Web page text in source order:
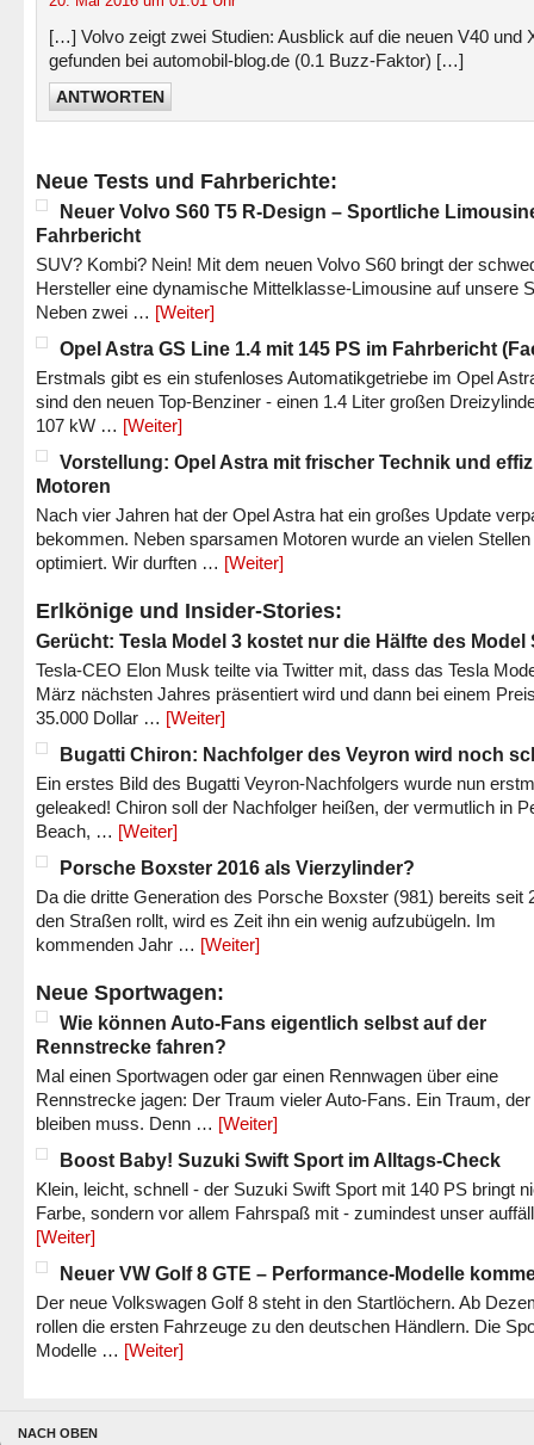
[…] Volvo zeigt zwei Studien: Ausblick auf die neuen V40 und
gefunden bei automobil-blog.de (0.1 Buzz-Faktor) […]
ANTWORTEN
Neue Tests und Fahrberichte:
Neuer Volvo S60 T5 R-Design – Sportliche
Fahrbericht
SUV? Kombi? Nein! Mit dem neuen Volvo S60 bringt der
Hersteller eine dynamische Mittelklasse-Limousine auf unsere
Neben zwei … [Weiter]
Opel Astra GS Line 1.4 mit 145 PS im Fahrbericht
Erstmals gibt es ein stufenloses Automatikgetriebe im Opel
sind den neuen Top-Benziner - einen 1.4 Liter großen
107 kW … [Weiter]
Vorstellung: Opel Astra mit frischer Technik und
Motoren
Nach vier Jahren hat der Opel Astra hat ein großes Update
bekommen. Neben sparsamen Motoren wurde an vielen Stellen
optimiert. Wir durften … [Weiter]
Erlkönige und Insider-Stories:
Gerücht: Tesla Model 3 kostet nur die Hälfte des Model
Tesla-CEO Elon Musk teilte via Twitter mit, dass das Tesla
März nächsten Jahres präsentiert wird und dann bei einem
35.000 Dollar … [Weiter]
Bugatti Chiron: Nachfolger des Veyron wird noch
Ein erstes Bild des Bugatti Veyron-Nachfolgers wurde nun
geleaked! Chiron soll der Nachfolger heißen, der vermutlich in
Beach, … [Weiter]
Porsche Boxster 2016 als Vierzylinder?
Da die dritte Generation des Porsche Boxster (981) bereits seit
den Straßen rollt, wird es Zeit ihn ein wenig aufzubügeln. Im
kommenden Jahr … [Weiter]
Neue Sportwagen:
Wie können Auto-Fans eigentlich selbst auf der
Rennstrecke fahren?
Mal einen Sportwagen oder gar einen Rennwagen über eine
Rennstrecke jagen: Der Traum vieler Auto-Fans. Ein Traum,
bleiben muss. Denn … [Weiter]
Boost Baby! Suzuki Swift Sport im Alltags-Check
Klein, leicht, schnell - der Suzuki Swift Sport mit 140 PS bringt
Farbe, sondern vor allem Fahrspaß mit - zumindest unser
[Weiter]
Neuer VW Golf 8 GTE – Performance-Modelle
Der neue Volkswagen Golf 8 steht in den Startlöchern. Ab
rollen die ersten Fahrzeuge zu den deutschen Händlern. Die
Modelle … [Weiter]
NACH OBEN